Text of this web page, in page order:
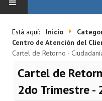
LA CGR
Autoridades
Misión y Visión
Está aquí: Inicio
Centro de Atención del
Cartel de Retorno -
Cartel de
2do Trimestre -